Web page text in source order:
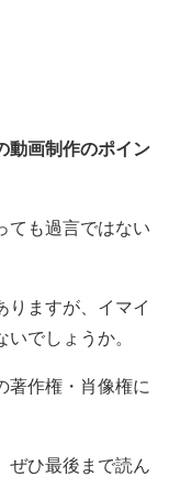
動画制作のポイン
ても過言ではない
りますが、イマイ
でしょうか。
著作権・肖像権に
ぜひ最後まで読ん